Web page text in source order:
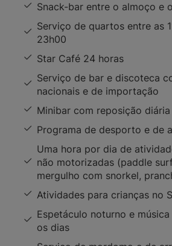
Snack-bar entre o almoço e
Serviço de quartos entre as
23h00
Star Café 24 horas
Serviço de bar e discoteca
nacionais e de importação
Minibar com reposição diária
Programa de desporto e de
Uma hora por dia de
não motorizadas (paddle
mergulho com snorkel,
Atividades para crianças no
Espetáculo noturno e
os dias